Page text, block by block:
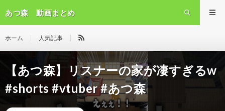
あつ森 動画まとめ
ホーム 人気記事
【あつ森】リスナーの家が凄すぎるw
#shorts #vtuber #あつ森